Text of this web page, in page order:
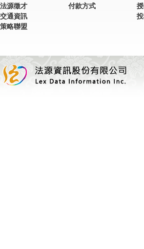
法源徵才
交通資訊
策略聯盟
付款方式